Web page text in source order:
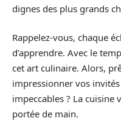
dignes des plus grands
Rappelez-vous, chaque
d’apprendre. Avec le
cet art culinaire. Alors,
impressionner vos
impeccables ? La cuisine
portée de main.